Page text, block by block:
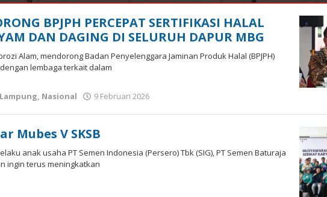
BPJPH PERCEPAT SERTIFIKASI HALAL
DAN DAGING DI SELURUH DAPUR MBG
Alam, mendorong Badan Penyelenggara Jaminan Produk Halal (BPJPH)
lembaga terkait dalam
Lampung, Nasional 9 Februari 2026
Mubes V SKSB
anak usaha PT Semen Indonesia (Persero) Tbk (SIG), PT Semen Baturaja
ingin terus meningkatkan